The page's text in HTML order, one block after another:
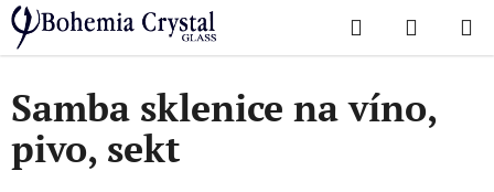
Přejít
na
obsah
Hledat
KOŠÍK
Domů
/ Oblíbené kolekce Samba
Samba sklenice na víno,
pivo, sekt